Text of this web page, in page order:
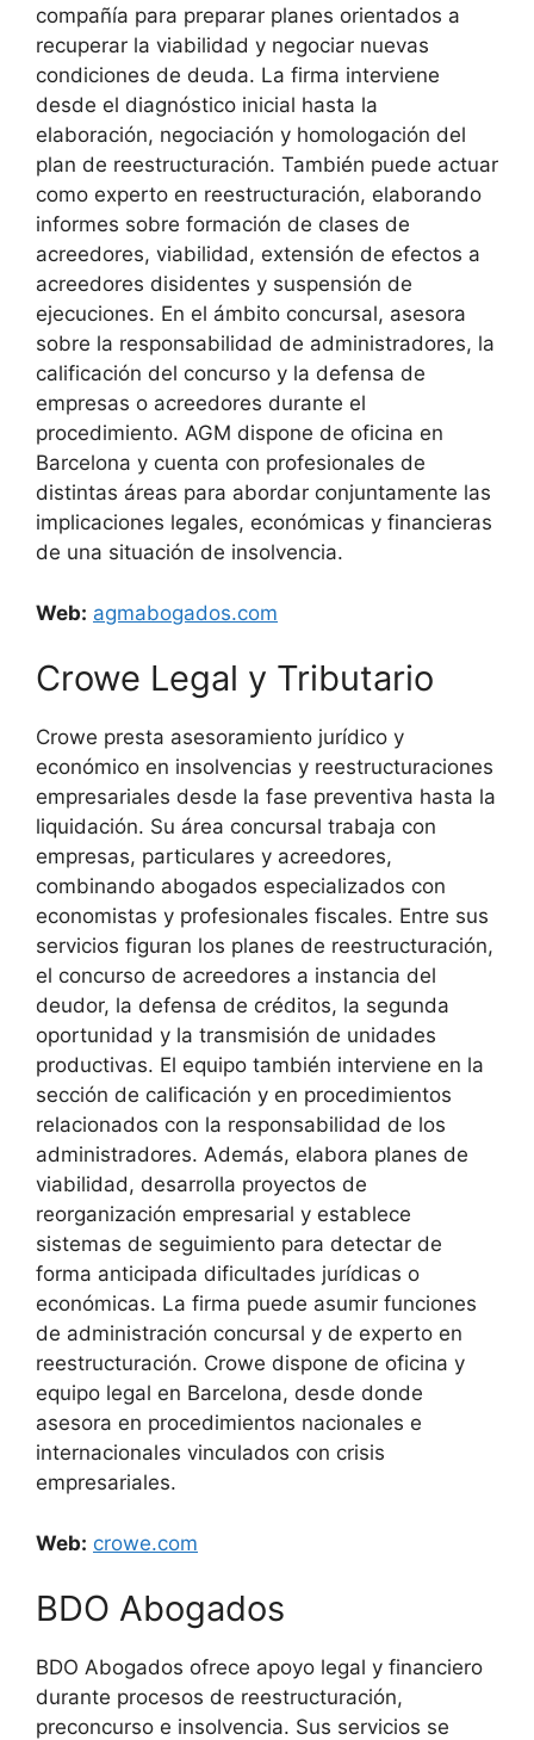
compañía para preparar planes orientados a
recuperar la viabilidad y negociar nuevas
condiciones de deuda. La firma interviene
desde el diagnóstico inicial hasta la
elaboración, negociación y homologación del
plan de reestructuración. También puede actuar
como experto en reestructuración, elaborando
informes sobre formación de clases de
acreedores, viabilidad, extensión de efectos a
acreedores disidentes y suspensión de
ejecuciones. En el ámbito concursal, asesora
sobre la responsabilidad de administradores, la
calificación del concurso y la defensa de
empresas o acreedores durante el
procedimiento. AGM dispone de oficina en
Barcelona y cuenta con profesionales de
distintas áreas para abordar conjuntamente las
implicaciones legales, económicas y financieras
de una situación de insolvencia.
Web: agmabogados.com
Crowe Legal y Tributario
Crowe presta asesoramiento jurídico y
económico en insolvencias y reestructuraciones
empresariales desde la fase preventiva hasta la
liquidación. Su área concursal trabaja con
empresas, particulares y acreedores,
combinando abogados especializados con
economistas y profesionales fiscales. Entre sus
servicios figuran los planes de reestructuración,
el concurso de acreedores a instancia del
deudor, la defensa de créditos, la segunda
oportunidad y la transmisión de unidades
productivas. El equipo también interviene en la
sección de calificación y en procedimientos
relacionados con la responsabilidad de los
administradores. Además, elabora planes de
viabilidad, desarrolla proyectos de
reorganización empresarial y establece
sistemas de seguimiento para detectar de
forma anticipada dificultades jurídicas o
económicas. La firma puede asumir funciones
de administración concursal y de experto en
reestructuración. Crowe dispone de oficina y
equipo legal en Barcelona, desde donde
asesora en procedimientos nacionales e
internacionales vinculados con crisis
empresariales.
Web: crowe.com
BDO Abogados
BDO Abogados ofrece apoyo legal y financiero
durante procesos de reestructuración,
preconcurso e insolvencia. Sus servicios se